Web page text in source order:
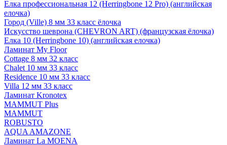
Елка профессиональная 12 (Herringbone 12 Pro) (английская
елочка)
Город (Ville) 8 мм 33 класс ёлочка
Искусство шеврона (CHEVRON ART) (французская ёлочка)
Елка 10 (Herringbone 10) (английская елочка)
Ламинат My Floor
Cottage 8 мм 32 класс
Chalet 10 мм 33 класс
Residence 10 мм 33 класс
Villa 12 мм 33 класс
Ламинат Kronotex
MAMMUT Plus
MAMMUT
ROBUSTO
AQUA AMAZONE
Ламинат La MOENA